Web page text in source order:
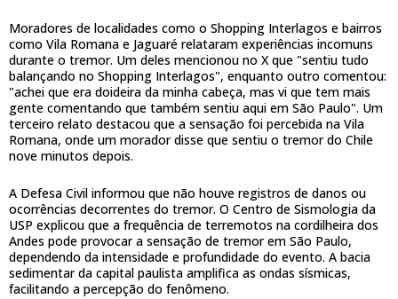
Moradores de localidades como o Shopping Interlagos e bairros
como Vila Romana e Jaguaré relataram experiências incomuns
durante o tremor. Um deles mencionou no X que "sentiu tudo
balançando no Shopping Interlagos", enquanto outro comentou:
"achei que era doideira da minha cabeça, mas vi que tem mais
gente comentando que também sentiu aqui em São Paulo". Um
terceiro relato destacou que a sensação foi percebida na Vila
Romana, onde um morador disse que sentiu o tremor do Chile
nove minutos depois.
A Defesa Civil informou que não houve registros de danos ou
ocorrências decorrentes do tremor. O Centro de Sismologia da
USP explicou que a frequência de terremotos na cordilheira dos
Andes pode provocar a sensação de tremor em São Paulo,
dependendo da intensidade e profundidade do evento. A bacia
sedimentar da capital paulista amplifica as ondas sísmicas,
facilitando a percepção do fenômeno.